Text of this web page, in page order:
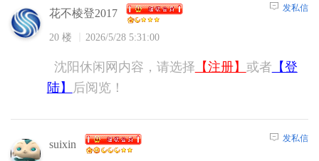
花不棱登2017
20 楼 2026/5/28 5:31:00
发私信
沈阳休闲网内容，请选择 【注册】 或者 【登
陆】
后阅览！
suixin 发私信